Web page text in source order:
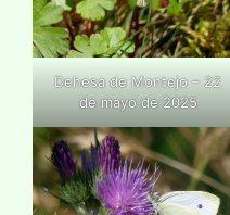
Dehesa de Montejo – 22
de mayo de 2025